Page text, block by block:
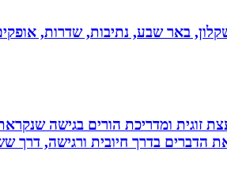
באר שבע, נתיבות, שדרות,
זוגית ומדריכת הורים בגישה
הדברים בדרך חיובית ורגישה,